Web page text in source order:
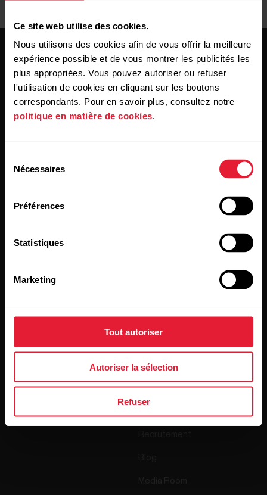
Ce site web utilise des cookies.
Nous utilisons des cookies afin de vous offrir la meilleure
expérience possible et de vous montrer les publicités les
plus appropriées. Vous pouvez autoriser ou refuser
l'utilisation de cookies en cliquant sur les boutons
correspondants. Pour en savoir plus, consultez notre
politique en matière de cookies.
Nécessaires
Préférences
Statistiques
Marketing
Tout autoriser
Autoriser la sélection
Refuser
Restez au courant !
des e-mails de Polar et confirmez avoir lu notre
Déclaration
de confidentialité.
Capteurs
À propos de Polar
À propos de nous
Science